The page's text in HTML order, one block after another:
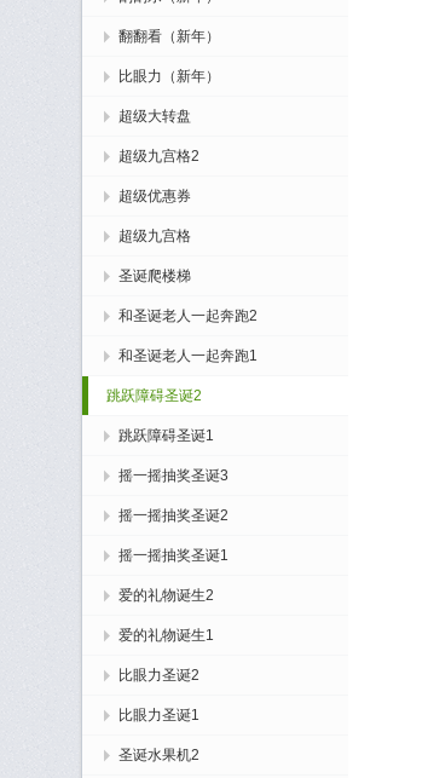
翻翻看（新年）
比眼力（新年）
超级大转盘
超级九宫格2
超级优惠券
超级九宫格
圣诞爬楼梯
和圣诞老人一起奔跑2
和圣诞老人一起奔跑1
跳跃障碍圣诞2
跳跃障碍圣诞1
摇一摇抽奖圣诞3
摇一摇抽奖圣诞2
摇一摇抽奖圣诞1
爱的礼物诞生2
爱的礼物诞生1
比眼力圣诞2
比眼力圣诞1
圣诞水果机2